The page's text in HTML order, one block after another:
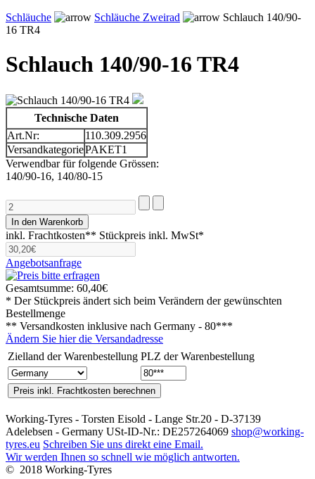
Schläuche
Schläuche Zweirad
Schlauch 140/90-
16 TR4
Schlauch 140/90-16 TR4
Technische Daten
Art.Nr:
110.309.2956
VersandkategoriePAKET1
Verwendbar für folgende Grössen:
140/90-16, 140/80-15
inkl. Frachtkosten** Stückpreis inkl. MwSt*
Angebotsanfrage
Gesamtsumme: 60,40€
* Der Stückpreis ändert sich beim Verändern der gewünschten
Bestellmenge
** Versandkosten inklusive nach Germany - 80***
Ändern Sie hier die Versandadresse
Zielland der Warenbestellung PLZ der Warenbestellung
Working-Tyres - Torsten Eisold - Lange Str.20 - D-37139
Adelebsen - Germany USt-ID-Nr.: DE257264069 shop@working-
tyres.eu Schreiben Sie uns direkt eine Email.
Wir werden Ihnen so schnell wie möglich antworten.
© 2018 Working-Tyres